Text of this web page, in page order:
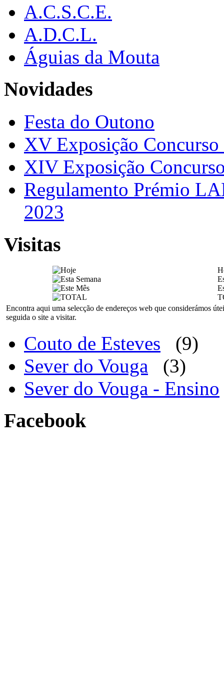
A.C.S.C.E.
A.D.C.L.
Águias da Mouta
Novidades
Festa do Outono
XV Exposição
XIV Exposição
Regulamento Prémio
2023
Visitas
Encontra aqui uma selecção de endereços web que considerámos
seguida o site a visitar.
Couto de Esteves
(9)
Sever do Vouga
(3)
Sever do Vouga - Ensino
Facebook